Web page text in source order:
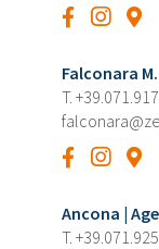
Falconara
T.
Ancona |
T.